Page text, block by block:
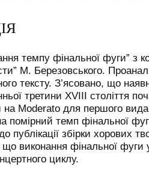
темпу фінальної фуги” з
М. Березовського.
тексту. З’ясовано, що
третини ХVІІІ століття
на Moderato для першого
помірний темп фінальної
публікації збірки хорових
виконання фінальної фуги
циклу.